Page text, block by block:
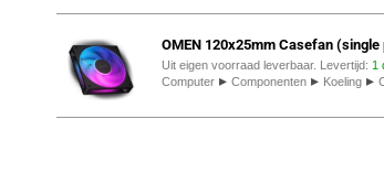
OMEN 120x25mm Casefan (single
Uit eigen voorraad leverbaar. Levertijd: 1
Computer ▸ Componenten ▸ Koeling ▸